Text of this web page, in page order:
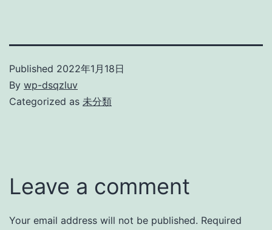
Published 2022年1月18日
By wp-dsqzluv
Categorized as 未分類
Leave a comment
Your email address will not be published. Required